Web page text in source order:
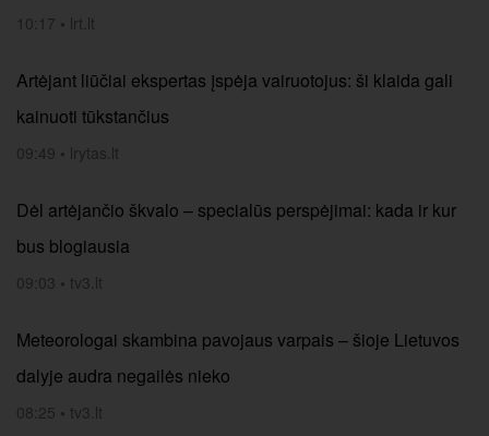
10:17 • lrt.lt
Artėjant liūčiai ekspertas įspėja vairuotojus: ši klaida gali
kainuoti tūkstančius
09:49 • lrytas.lt
Dėl artėjančio škvalo – specialūs perspėjimai: kada ir kur
bus blogiausia
09:03 • tv3.lt
Meteorologai skambina pavojaus varpais – šioje Lietuvos
dalyje audra negailės nieko
08:25 • tv3.lt